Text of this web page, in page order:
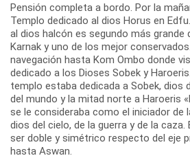
Pensión completa a bordo. Por la
Templo dedicado al dios Horus en
al dios halcón es segundo más grande
Karnak y uno de los mejor
navegación hasta Kom Ombo donde
dedicado a los Dioses Sobek y
templo estaba dedicada a Sobek, dios
del mundo y la mitad norte a Haroeris
se le consideraba como el iniciador de
dios del cielo, de la guerra y de la
ser doble y simétrico respecto del eje
hasta Aswan.